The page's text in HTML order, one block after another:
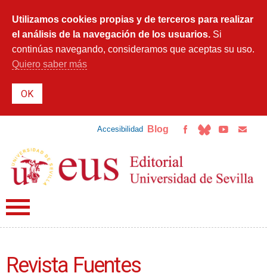
contenido
principal
Utilizamos cookies propias y de terceros para realizar
el análisis de la navegación de los usuarios. Si
continúas navegando, consideramos que aceptas su uso.
Quiero saber más
Accesibilidad Blog
Revista Fuentes